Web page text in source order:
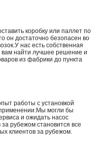
коробку или паллет по
он достаточно безопасен во
нас есть собственная
найти лучшее решение и
из фабрики до пункта
работы с установкой
могли бы
и ожидать насос
рубежом становится все
клиентов за рубежом.